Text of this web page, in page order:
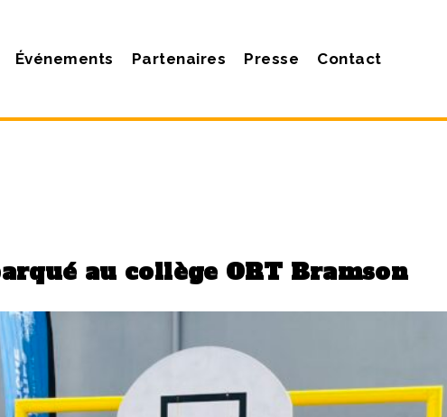
Événements Partenaires Presse Contact
au collège ORT Bramson